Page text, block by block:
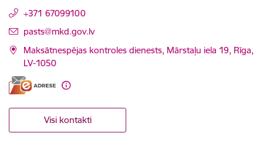
+371 67099100
E-pasts:
pasts@mkd.gov.lv
Maksātnespējas kontroles dienests, Mārstaļu iela 19, Rīga,
LV-1050
Visi kontakti